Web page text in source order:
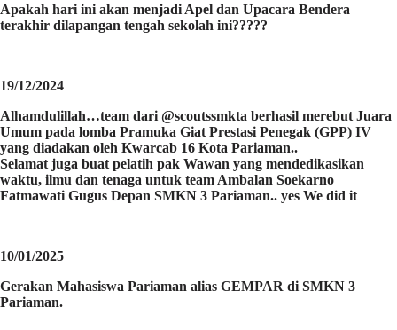
Apakah hari ini akan menjadi Apel dan Upacara Bendera
terakhir dilapangan tengah sekolah ini?????
19/12/2024
Alhamdulillah…team dari @scoutssmkta berhasil merebut Juara
Umum pada lomba Pramuka Giat Prestasi Penegak (GPP) IV
yang diadakan oleh Kwarcab 16 Kota Pariaman..
Selamat juga buat pelatih pak Wawan yang mendedikasikan
waktu, ilmu dan tenaga untuk team Ambalan Soekarno
Fatmawati Gugus Depan SMKN 3 Pariaman.. yes We did it
10/01/2025
Gerakan Mahasiswa Pariaman alias GEMPAR di SMKN 3
Pariaman.